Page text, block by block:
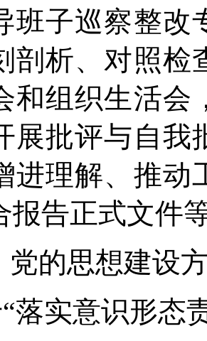
班子巡察整改
剖析、对照检
和组织生活会
展批评与自我
进理解、推动
报告正式文件
党的思想建设
落实意识形态